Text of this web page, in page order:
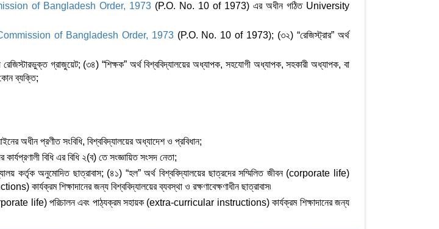
of Bangladesh Order, 1973 (P.O. No. 10 of 1973) এর অধীন গঠিত University
of Bangladesh Order, 1973 (P.O. No. 10 of 1973); (৩২) “রেজিস্ট্রার” অর্থ
রেজিস্টারভুক্ত গ্রাজুয়েট; (৩৪) “শিক্ষক” অর্থ বিশ্ববিদ্যালয়ের অধ্যাপক, সহযোগী অধ্যাপক, সহকারী অধ্যাপক, বা
ব্যক্তি;
অধীন প্রণীত সংবিধি, বিশ্ববিদ্যালয়ের অধ্যাদেশ ও প্রবিধান;
বিধি এর বিধি ২(ব) তে সংজ্ঞায়িত সংসদ নেতা;
কর্তৃক অনুমোদিত ছাত্রাবাস; (৪১) “হল” অর্থ বিশ্ববিদ্যালয়ের ছাত্রদের সম্মিলিত জীবন (corporate life)
শিক্ষাদানের জন্য বিশ্ববিদ্যালয়ের ব্যবস্থা ও রক্ষণাবেক্ষণাধীন ছাত্রাবাস৷
life) পরিচালন এবং পাঠ্যক্রম সহায়ক (extra-curricular instructions) কার্যক্রম শিক্ষাদানের জন্য